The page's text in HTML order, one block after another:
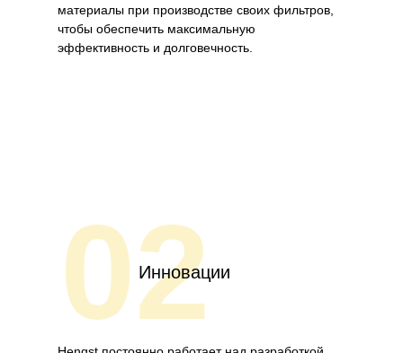
материалы при производстве своих фильтров,
чтобы обеспечить максимальную
эффективность и долговечность.
02
Инновации